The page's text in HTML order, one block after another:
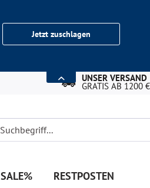
Jetzt zuschlagen
UNSER VERSAND
GRATIS AB 1200 €
SALE% RESTPOSTEN